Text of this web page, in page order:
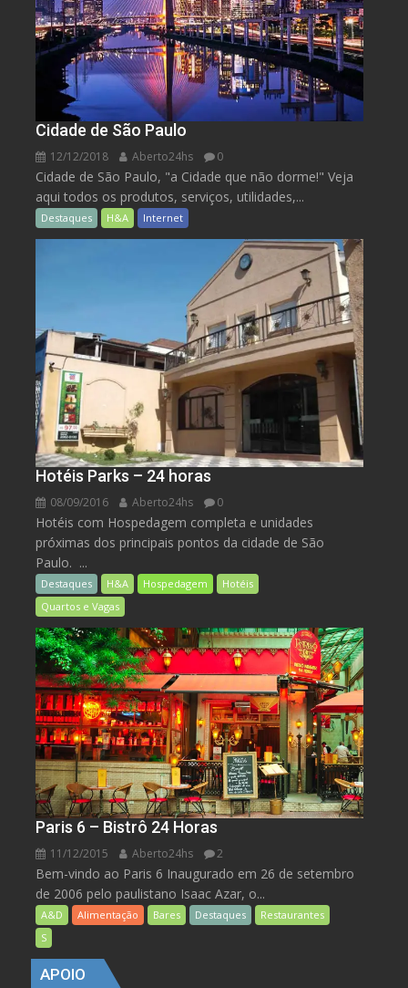
Cidade de São Paulo
12/12/2018 Aberto24hs 0
Cidade de São Paulo, "a Cidade que não dorme!" Veja
aqui todos os produtos, serviços, utilidades,...
Destaques H&A Internet
Hotéis Parks – 24 horas
08/09/2016 Aberto24hs 0
Hotéis com Hospedagem completa e unidades
próximas dos principais pontos da cidade de São
Paulo. ...
Destaques H&A Hospedagem
Hotéis
Quartos e Vagas
Paris 6 – Bistrô 24 Horas
11/12/2015 Aberto24hs 2
Bem-vindo ao Paris 6 Inaugurado em 26 de setembro
de 2006 pelo paulistano Isaac Azar, o...
A&D Alimentação Bares Destaques
Restaurantes
S
APOIO